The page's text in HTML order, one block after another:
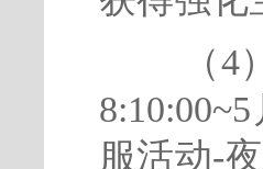
（
服活动-